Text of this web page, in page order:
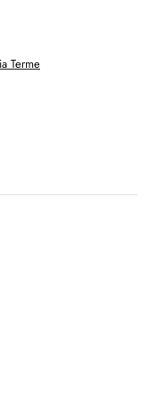
Terme